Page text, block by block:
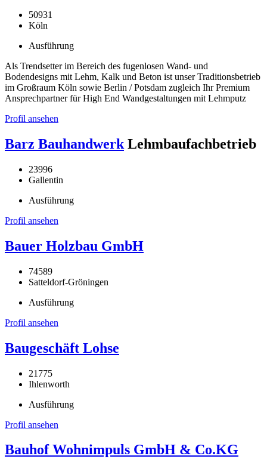
50931
Köln
Ausführung
Als Trendsetter im Bereich des fugenlosen Wand- und
Bodendesigns mit Lehm, Kalk und Beton ist unser Traditionsbetrieb
im Großraum Köln sowie Berlin / Potsdam zugleich Ihr Premium
Ansprechpartner für High End Wandgestaltungen mit Lehmputz
Profil ansehen
Barz Bauhandwerk Lehmbaufachbetrieb
23996
Gallentin
Ausführung
Profil ansehen
Bauer Holzbau GmbH
74589
Satteldorf-Gröningen
Ausführung
Profil ansehen
Baugeschäft Lohse
21775
Ihlenworth
Ausführung
Profil ansehen
Bauhof Wohnimpuls GmbH & Co.KG